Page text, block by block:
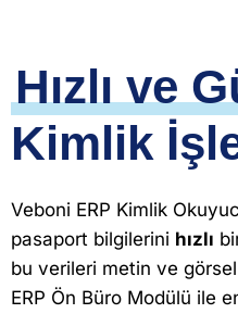
Hızlı ve
Kimlik
Veboni ERP Kimlik
pasaport bilgilerini hızlı
bu verileri metin ve
ERP Ön Büro Modülü ile